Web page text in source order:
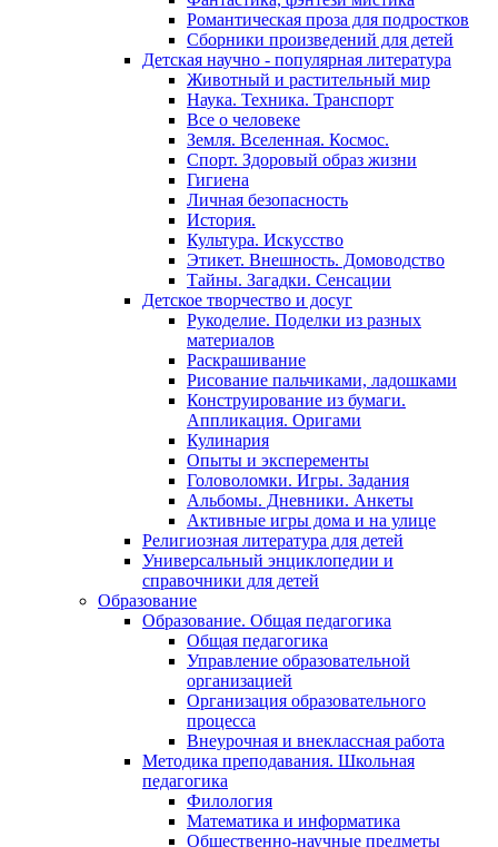
Романтическая проза для подростков
Сборники произведений для детей
Детская научно - популярная литература
Животный и растительный мир
Наука. Техника. Транспорт
Все о человеке
Земля. Вселенная. Космос.
Спорт. Здоровый образ жизни
Гигиена
Личная безопасность
История.
Культура. Искусство
Этикет. Внешность. Домоводство
Тайны. Загадки. Сенсации
Детское творчество и досуг
Рукоделие. Поделки из разных
материалов
Раскрашивание
Рисование пальчиками, ладошками
Конструирование из бумаги.
Аппликация. Оригами
Кулинария
Опыты и эксперементы
Головоломки. Игры. Задания
Альбомы. Дневники. Анкеты
Активные игры дома и на улице
Религиозная литература для детей
Универсальный энциклопедии и
справочники для детей
Образование
Образование. Общая педагогика
Общая педагогика
Управление образовательной
организацией
Организация образовательного
процесса
Внеурочная и внеклассная работа
Методика преподавания. Школьная
педагогика
Филология
Математика и информатика
Общественно-научные предметы